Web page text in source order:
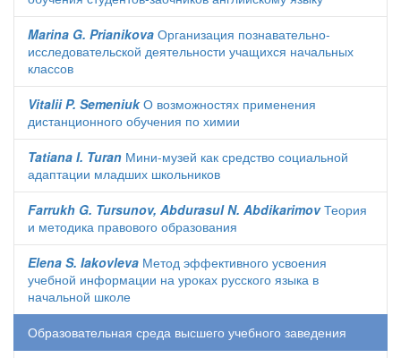
Marina G. Prianikova Организация познавательно-
исследовательской деятельности учащихся начальных
классов
Vitalii P. SemeniukО возможностях применения
дистанционного обучения по химии
Tatiana I. Turan Мини-музей как средство социальной
адаптации младших школьников
Farrukh G. Tursunov, Abdurasul N. AbdikarimovТеория
и методика правового образования
Elena S. Iakovleva Метод эффективного усвоения
учебной информации на уроках русского языка в
начальной школе
Образовательная среда высшего учебного заведения